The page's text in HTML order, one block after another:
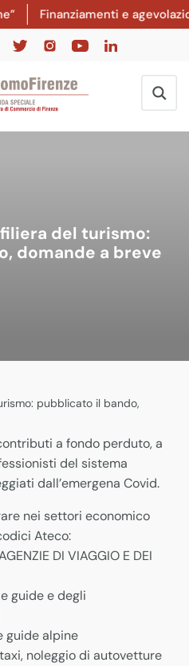
Finanziamenti e
del turismo:
domande a breve
pubblicato il bando,
a fondo perduto, a
del sistema
dall’emergena Covid.
nei settori economico
Ateco:
DI VIAGGIO E DEI
guide e degli
guide alpine
noleggio di autovetture